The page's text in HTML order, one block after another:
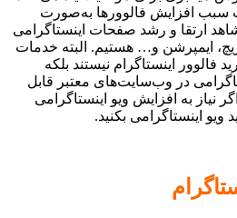
کمتر از ۲۴ ساعت سبب افزایش فالوورها به‌صورت
ارتقا و رشد صفحات اینستاگرامی
ایمپرشن و… هستیم. البته خدمات
فالوور اینستاگرام نیستند بلکه
در وب‌سایت‌های معتبر قابل
نیاز به افزایش ویو اینستاگرامی
ویو اینستاگرامی بکنید.